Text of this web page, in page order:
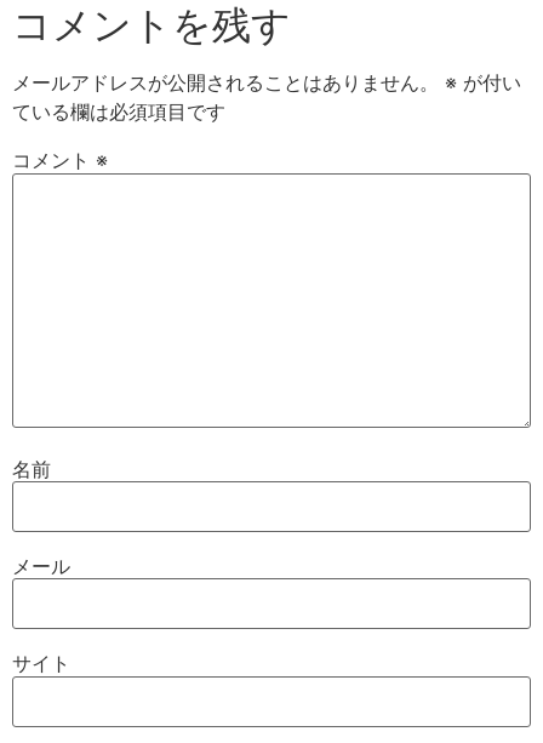
コメントを残す
メールアドレスが公開されることはありません。 ※ が付い
ている欄は必須項目です
コメント ※
名前
メール
サイト